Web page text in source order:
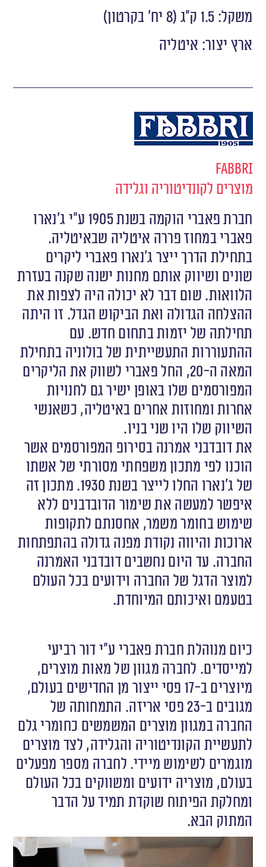
משקל: 1.5 ק״ג (8 יח' בקרטון)
ארץ יצור: איטליה
Fabbri
מוצרים לקונדיטוריה וגלידה
חברת פאברי הוקמה בשנת 1905 ע”י ג’נארו
פאברי במחוז פררה איטליה שבאיטליה.
בתחילת הדרך ייצר ג’נארו פאברי ליקרים
שונים ושיווק אותם מחנות ישנה שקנה בעזרת
הלוואות. שום דבר לא יכולה היה לצפות את
ההצלחה הגדולה ואת הביקוש הגדל. זו היתה
תחילתה של יזמות בתחום חדש. עם
ההתעוררות התעשייתית של בולוניה בתחילת
המאה ה-20, החל פאברי לשווק את הליקרים
המפורסמים שלו באופן ישיר גם לחנויות
אחרות ומחוזות אחרים באיטליה, כשאנשי
השיווק שלו היו שני בניו.
את דובדבני אמרנה בסירופ המפורסמים אשר
הוכנו לפי מתכון משפחתי מסורתי של אשתו
של ג’נארו החלו לייצר בשנת 1930. מתכון זה
איפשר למעשה את שימור הדובדבנים ללא
שימוש בחומר משמר, אחסנתם לתקופות
ארוכות והיווה נקודת מפנה גדולה בהתפתחות
החברה. עד היום נחשבים דובדבני האמרנה
למוצר הדגל של החברה וידועים בכל העולם
בטעמם ואיכותם המיוחדת.
כיום מנוהלת חברת פאברי ע”י דור רביעי
למייסדים. לחברה מגוון של מאות מוצרים,
מיוצרים ב-17 פסי ייצור מן החדישים בעולם,
מגובים ב-23 פסי אריזה. התמחותה של
החברה במגוון מוצרים המשמשים כחומרי גלם
לתעשיית הקונדיטוריה והגלידה, לצד מוצרים
מוגמרים לשימוש מיידי. לחברה מספר מפעלים
בעולם, מוצריה ידועים ומשווקים בכל העולם
ומחלקת הפיתוח שוקדת תמיד על הדבר
המתוק הבא.